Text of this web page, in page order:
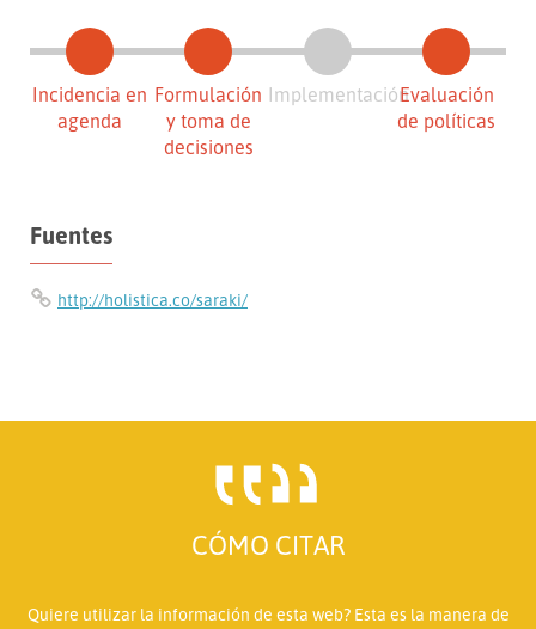
Incidencia en
agenda
Formulación
y toma de
decisiones
ImplementaciónEvaluación
de políticas
Fuentes
http://holistica.co/saraki/
CÓMO CITAR
Quiere utilizar la información de esta web? Esta es la manera de